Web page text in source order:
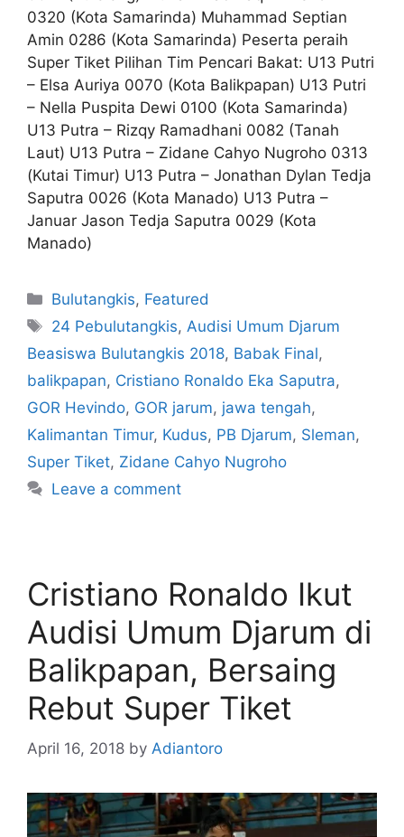
0320 (Kota Samarinda) Muhammad Septian
Amin 0286 (Kota Samarinda) Peserta peraih
Super Tiket Pilihan Tim Pencari Bakat: U13 Putri
– Elsa Auriya 0070 (Kota Balikpapan) U13 Putri
– Nella Puspita Dewi 0100 (Kota Samarinda)
U13 Putra – Rizqy Ramadhani 0082 (Tanah
Laut) U13 Putra – Zidane Cahyo Nugroho 0313
(Kutai Timur) U13 Putra – Jonathan Dylan Tedja
Saputra 0026 (Kota Manado) U13 Putra –
Januar Jason Tedja Saputra 0029 (Kota
Manado)
Bulutangkis, Featured
24 Pebulutangkis,Audisi Umum Djarum
Beasiswa Bulutangkis 2018, Babak Final,
balikpapan, Cristiano Ronaldo Eka Saputra,
GOR Hevindo, GOR jarum, jawa tengah,
Kalimantan Timur, Kudus, PB Djarum, Sleman,
Super Tiket, Zidane Cahyo Nugroho
Leave a comment
Cristiano Ronaldo Ikut
Audisi Umum Djarum di
Balikpapan, Bersaing
Rebut Super Tiket
April 16, 2018 by Adiantoro